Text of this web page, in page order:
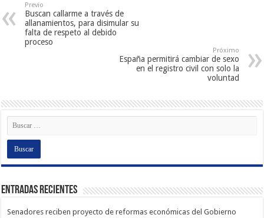
Previo
Buscan callarme a través de
allanamientos, para disimular su
falta de respeto al debido
proceso
Próximo
España permitirá cambiar de sexo
en el registro civil con solo la
voluntad
Entradas recientes
Senadores reciben proyecto de reformas económicas del Gobierno